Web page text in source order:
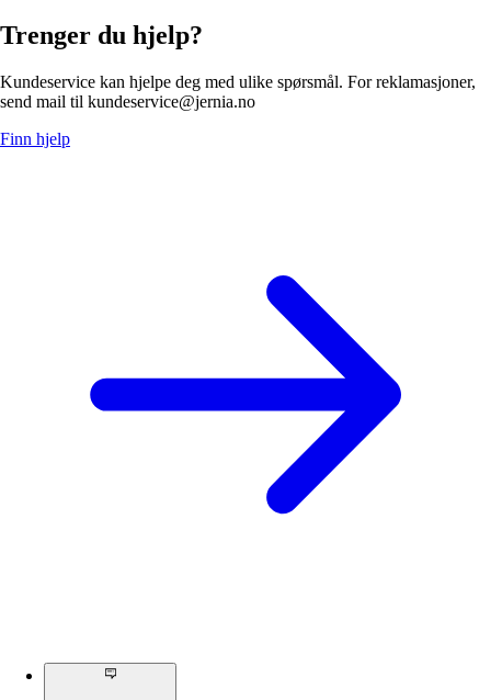
Trenger du hjelp?
Kundeservice kan hjelpe deg med ulike spørsmål. For reklamasjoner,
send mail til kundeservice@jernia.no
Finn hjelp